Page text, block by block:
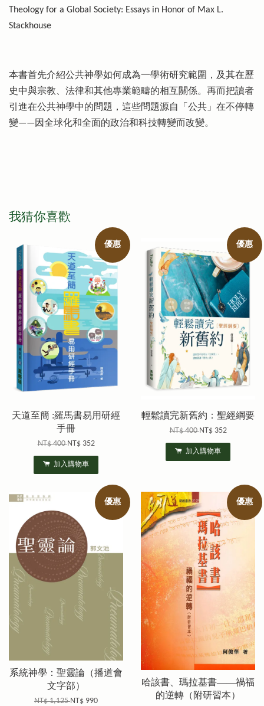
Theology for a Global Society: Essays in Honor of Max L.
Stackhouse
本書首先介紹公共神學如何成為一學術研究範圍，及其在歷
史中與宗教、法律和其他專業範疇的相互關係。再而把讀者
引進在公共神學中的問題，這些問題源自「公共」在不停轉
變——因全球化和全面的政治和科技轉變而改變。
我猜你喜歡
優惠
天道至簡 :羅馬書易用研經
手冊
NT$ 400NT$ 352
加入購物車
優惠
輕鬆讀完新舊約：聖經綱要
NT$ 400NT$ 352
加入購物車
優惠
系統神學：聖靈論（播道會
文字部）
NT$ 1,125NT$ 990
優惠
哈該書、瑪拉基書——禍福
的逆轉（附研習本）